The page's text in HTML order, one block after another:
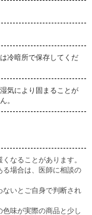
冷暗所で保存してくだ
気により固まることが
。
なることがあります。
場合は、医師に相談の
いとご自身で判断され
味が実際の商品と少し